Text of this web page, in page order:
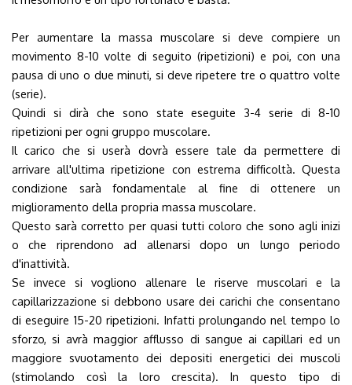
Per aumentare la massa muscolare si deve compiere un
movimento 8-10 volte di seguito (ripetizioni) e poi, con una
pausa di uno o due minuti, si deve ripetere tre o quattro volte
(serie).
Quindi si dirà che sono state eseguite 3-4 serie di 8-10
ripetizioni per ogni gruppo muscolare.
Il carico che si userà dovrà essere tale da permettere di
arrivare all'ultima ripetizione con estrema difficoltà. Questa
condizione sarà fondamentale al fine di ottenere un
miglioramento della propria massa muscolare.
Questo sarà corretto per quasi tutti coloro che sono agli inizi
o che riprendono ad allenarsi dopo un lungo periodo
d'inattività.
Se invece si vogliono allenare le riserve muscolari e la
capillarizzazione si debbono usare dei carichi che consentano
di eseguire 15-20 ripetizioni. Infatti prolungando nel tempo lo
sforzo, si avrà maggior afflusso di sangue ai capillari ed un
maggiore svuotamento dei depositi energetici dei muscoli
(stimolando così la loro crescita). In questo tipo di